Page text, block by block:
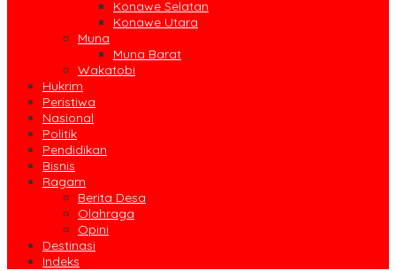
Konawe Selatan
Konawe Utara
Muna
Muna Barat
Wakatobi
Hukrim
Peristiwa
Nasional
Politik
Pendidikan
Bisnis
Ragam
Berita Desa
Olahraga
Opini
Destinasi
Indeks